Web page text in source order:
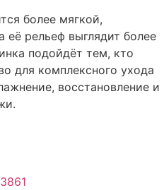
более мягкой,
её рельеф выглядит более
подойдёт тем, кто
для комплексного ухода
восстановление и